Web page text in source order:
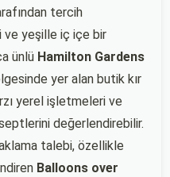
tercih
ve yeşille iç içe bir
ünlü Hamilton Gardens
yer alan butik kır
yerel işletmeleri ve
değerlendirebilir.
talebi, özellikle
Balloons over